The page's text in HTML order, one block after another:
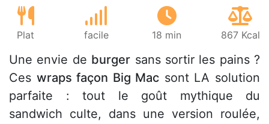
Plat facile 18 min 867 Kcal
Une envie de burger sans sortir les pains ?
Ces wraps façon Big Mac sont LA solution
parfaite : tout le goût mythique du
sandwich culte, dans une version roulée,